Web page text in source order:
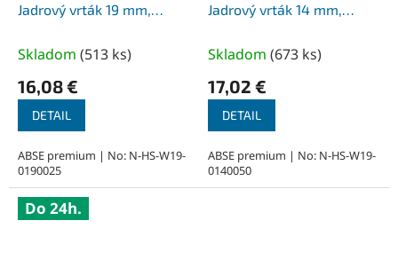
Jadrový vrták 19 mm,
upnutie Weldon 19
Skladom (513 ks)
16,08 €
DETAIL
ABSE premium | No: N-HS-W19-
0190025
Jadrový vrták 14 mm,
upnutie Weldon 19
Skladom (673 ks)
17,02 €
DETAIL
ABSE premium | No: N-HS-W19-
0140050
Do 24h.